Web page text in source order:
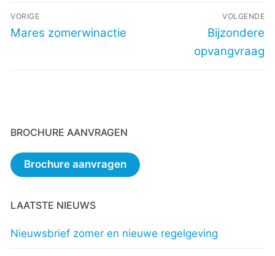
Bericht
navigatie
VORIGE
Vorig
Mares zomerwinactie
VOLGENDE
Volgend
bericht:
Bijzondere
opvangvraag
BROCHURE AANVRAGEN
Brochure aanvragen
LAATSTE NIEUWS
Nieuwsbrief zomer en nieuwe regelgeving